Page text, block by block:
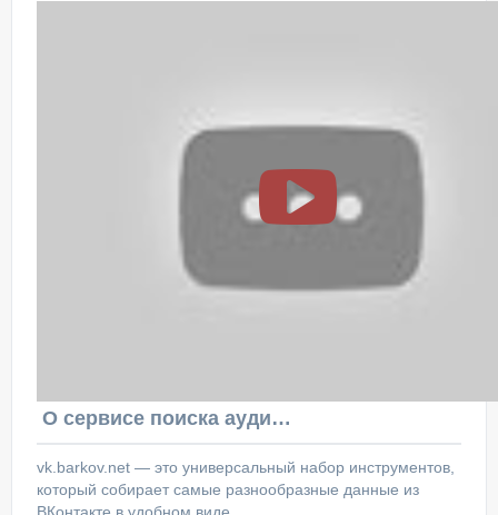
О сервисе поиска аудитории ВКонтакте
vk.barkov.net — это универсальный набор инструментов,
который собирает самые разнообразные данные из